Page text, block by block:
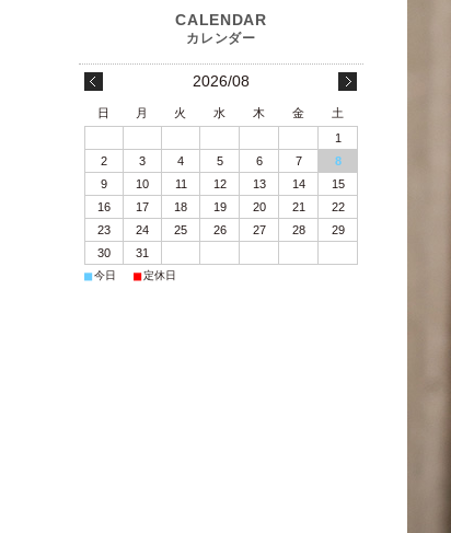
2026/08
日 月 火 水 木 金
土
1
2
3 4 5 6 7
8
9
10 11 12 13 14
15
16
17 18 19 20 21
22
23
24 25 26 27 28
29
30
31
■今日 ■定休日